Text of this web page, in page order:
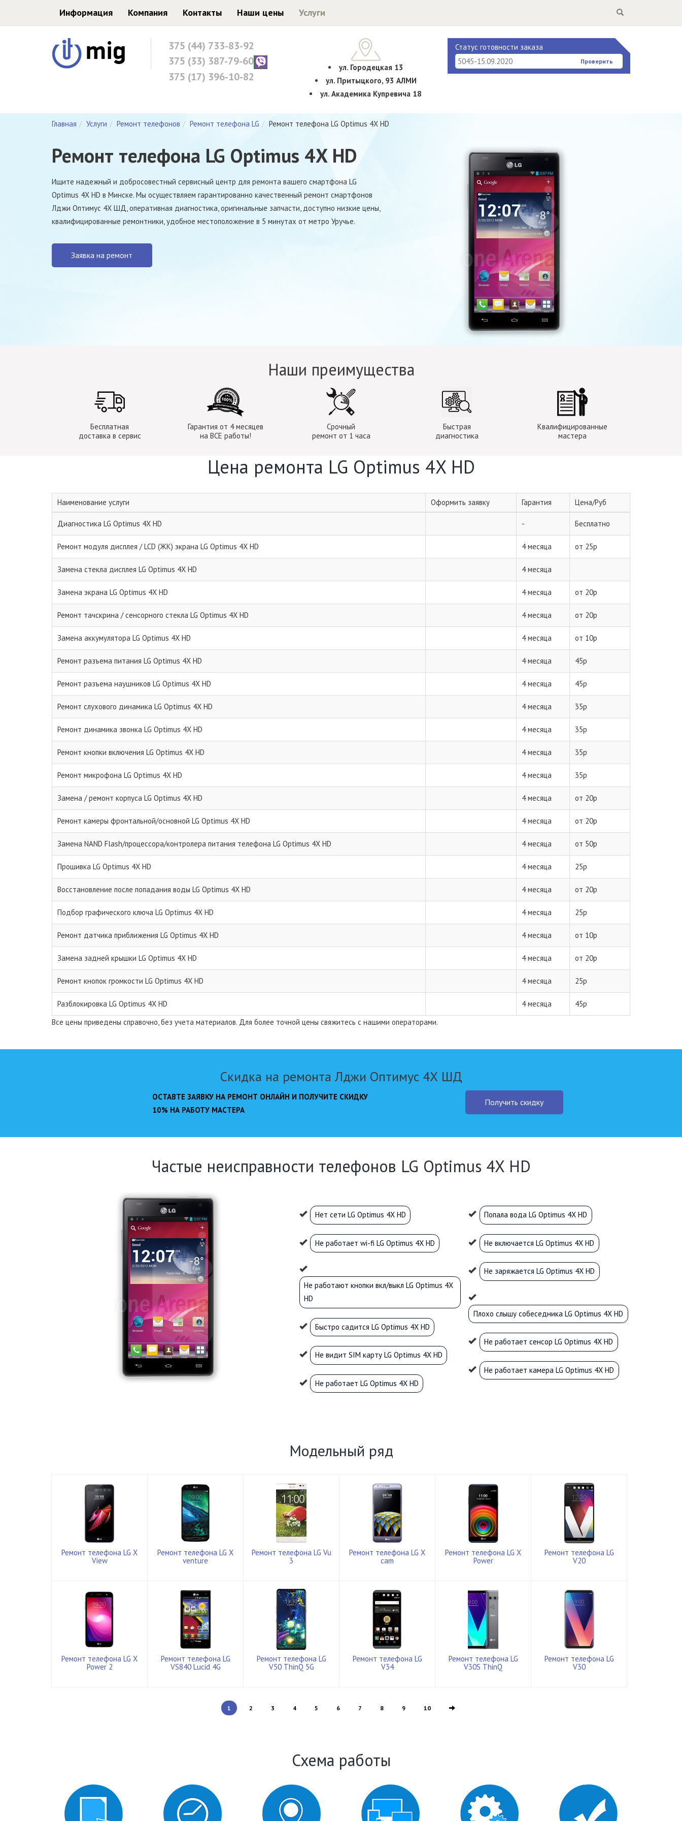
Информация Компания Контакты Наши цены Услуги
375 (44) 733-83-92
375 (33) 387-79-60
375 (17) 396-10-82
ул. Городецкая 13
ул. Притыцкого, 93 АЛМИ
ул. Академика Купревича 18
Статус готовности заказа
Проверить
Главная Услуги Ремонт телефонов Ремонт телефона LG Ремонт телефона LG Optimus 4X HD
Ремонт телефона LG Optimus 4X HD
Ищите надежный и добросовестный сервисный центр для ремонта вашего смартфона LG
Optimus 4X HD в Минске. Мы осуществляем гарантированно качественный ремонт смартфонов
Лджи Оптимус 4Х ШД, оперативная диагностика, оригинальные запчасти, доступно низкие цены,
квалифицированные ремонтники, удобное местоположение в 5 минутах от метро Уручье.
Заявка на ремонт
Наши преимущества
Бесплатная
доставка в сервис
Гарантия от 4 месяцев
на ВСЕ работы!
Срочный
ремонт от 1 часа
Быстрая
диагностика
Квалифицированные
мастера
Цена ремонта LG Optimus 4X HD
Наименование услуги Оформить заявку Гарантия Цена/Руб
Диагностика LG Optimus 4X HD - Бесплатно
Ремонт модуля дисплея / LCD (ЖК) экрана LG Optimus 4X HD 4 месяца от 25р
Замена стекла дисплея LG Optimus 4X HD 4 месяца
Замена экрана LG Optimus 4X HD 4 месяца от 20р
Ремонт тачскрина / сенсорного стекла LG Optimus 4X HD 4 месяца от 20р
Замена аккумулятора LG Optimus 4X HD 4 месяца от 10р
Ремонт разъема питания LG Optimus 4X HD 4 месяца 45р
Ремонт разъема наушников LG Optimus 4X HD 4 месяца 45р
Ремонт слухового динамика LG Optimus 4X HD 4 месяца 35р
Ремонт динамика звонка LG Optimus 4X HD 4 месяца 35р
Ремонт кнопки включения LG Optimus 4X HD 4 месяца 35р
Ремонт микрофона LG Optimus 4X HD 4 месяца 35р
Замена / ремонт корпуса LG Optimus 4X HD 4 месяца от 20р
Ремонт камеры фронтальной/основной LG Optimus 4X HD 4 месяца от 20р
Замена NAND Flash/процессора/контролера питания телефона LG Optimus 4X HD 4 месяца от 50р
Прошивка LG Optimus 4X HD 4 месяца 25р
Восстановление после попадания воды LG Optimus 4X HD 4 месяца от 20р
Подбор графического ключа LG Optimus 4X HD 4 месяца 25р
Ремонт датчика приближения LG Optimus 4X HD 4 месяца от 10р
Замена задней крышки LG Optimus 4X HD 4 месяца от 20р
Ремонт кнопок громкости LG Optimus 4X HD 4 месяца 25р
Разблокировка LG Optimus 4X HD 4 месяца
45р
Все цены приведены справочно, без учета материалов. Для более точной цены свяжитесь с нашими операторами.
Скидка на ремонта Лджи Оптимус 4Х ШД
ОСТАВТЕ ЗАЯВКУ НА РЕМОНТ ОНЛАЙН И ПОЛУЧИТЕ СКИДКУ
10% НА РАБОТУ МАСТЕРА
Получить скидку
Частые неисправности телефонов LG Optimus 4X HD
Нет сети LG Optimus 4X HD
Не работает wi-fi LG Optimus 4X HD
Не работают кнопки вкл/выкл LG Optimus 4X
HD
Быстро садится LG Optimus 4X HD
Не видит SIM карту LG Optimus 4X HD
Не работает LG Optimus 4X HD
Попала вода LG Optimus 4X HD
Не включается LG Optimus 4X HD
Не заряжается LG Optimus 4X HD
Плохо слышу собеседника LG Optimus 4X HD
Не работает сенсор LG Optimus 4X HD
Не работает камера LG Optimus 4X HD
Модельный ряд
Ремонт телефона LG X
View
Ремонт телефона LG X
venture
Ремонт телефона LG Vu
3
Ремонт телефона LG X
cam
Ремонт телефона LG X
Power
Ремонт телефона LG
V20
Ремонт телефона LG X
Power 2
Ремонт телефона LG
VS840 Lucid 4G
Ремонт телефона LG
V50 ThinQ 5G
Ремонт телефона LG
V34
Ремонт телефона LG
V30S ThinQ
Ремонт телефона LG
V30
1 2 3 4 5 6 7 8 9 10
Схема работы